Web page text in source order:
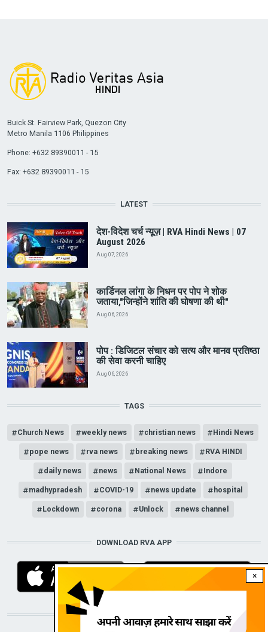
×
Buick St. Fairview Park, Quezon City
Metro Manila 1106 Philippines
Phone: +632 89390011 - 15
Fax: +632 89390011 - 15
LATEST
देश-विदेश चर्च न्यूज़ | RVA Hindi News | 07
August 2026
Aug 07, 2026
कार्डिनल लांगा के निधन पर पोप ने शोक
जताया,"जिन्होंने शांति की घोषणा की थी"
Aug 06, 2026
पोप : डिजिटल संचार को सत्य और मानव प्रतिष्ठा
की सेवा करनी चाहिए
Aug 06, 2026
TAGS
Church News weekly news christian news Hindi News
pope news rva news breaking news RVA HINDI
daily news news National News Indore
madhypradesh COVID-19 news update hospital
Lockdown corona Unlock news channel
DOWNLOAD RVA APP
STAY CONNECTED WITH US!